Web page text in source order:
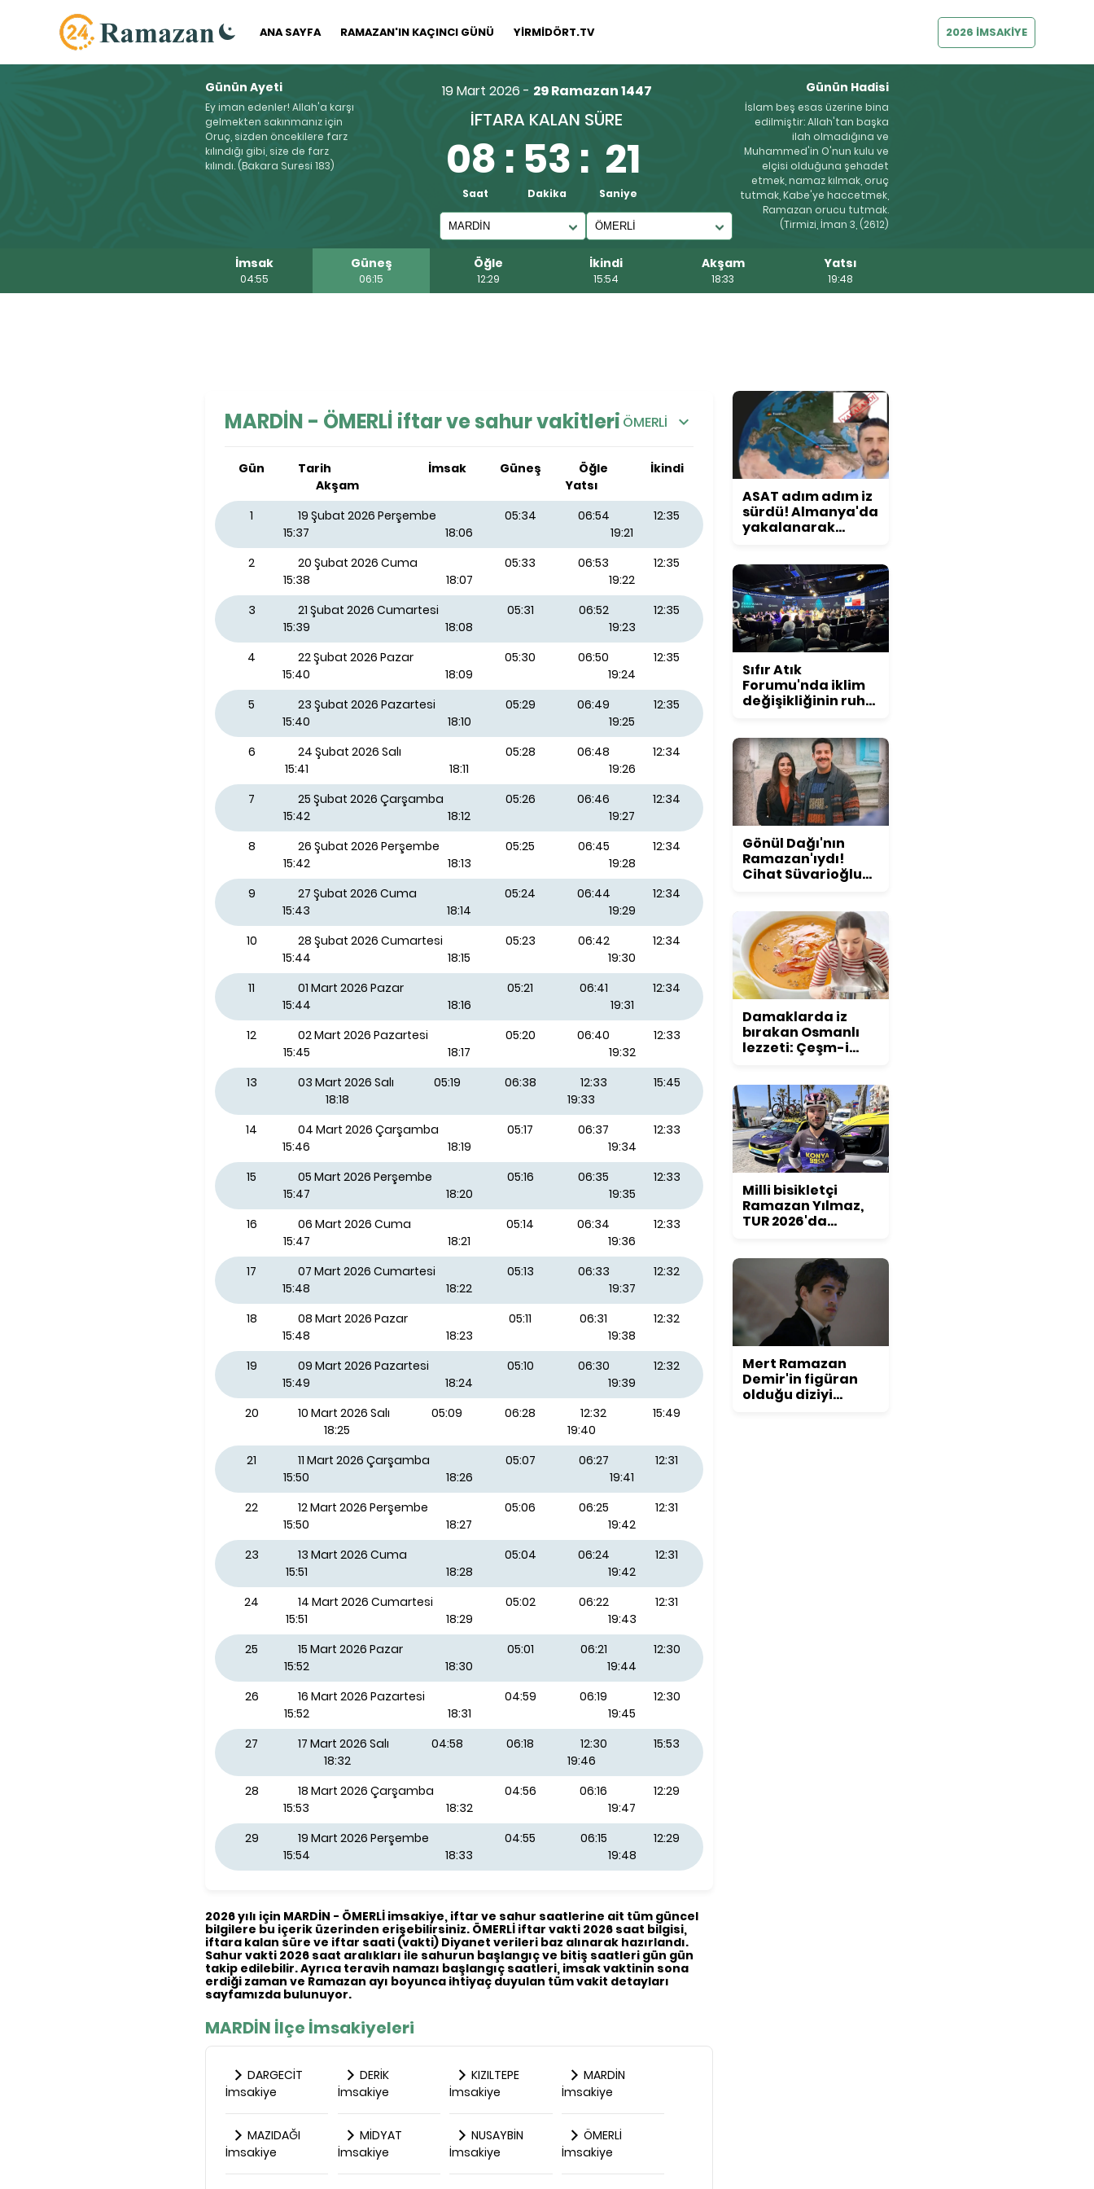
ANA SAYFA RAMAZAN'IN KAÇINCI GÜNÜ YİRMİDÖRT.TV 2026 İMSAKİYE
Günün Ayeti
Ey iman edenler! Allah'a karşı
gelmekten sakınmanız için
Oruç, sizden öncekilere farz
kılındığı gibi, size de farz
kılındı. (Bakara Suresi 183)
19 Mart 2026 - 29 Ramazan 1447
İFTARA KALAN SÜRE
08 : 53 : 20
Saat Dakika Saniye
Günün Hadisi
İslam beş esas üzerine bina
edilmiştir: Allah'tan başka
ilah olmadığına ve
Muhammed'in O'nun kulu ve
elçisi olduğuna şehadet
etmek, namaz kılmak, oruç
tutmak, Kabe'ye haccetmek,
Ramazan orucu tutmak.
(Tirmizi, İman 3, (2612)
İmsak
04:55
Güneş
06:15
Öğle
12:29
İkindi
15:54
Akşam
18:33
Yatsı
19:48
MARDİN - ÖMERLİ iftar ve sahur vakitleri ÖMERLİ
Gün Tarih İmsak Güneş Öğle
İkindi
Akşam
Yatsı
1
19 Şubat 2026 Perşembe 05:34 06:54
12:35
15:37
18:06
19:21
2
20 Şubat 2026 Cuma 05:33 06:53
12:35
15:38
18:07
19:22
3
21 Şubat 2026 Cumartesi 05:31 06:52
12:35
15:39
18:08
19:23
4
22 Şubat 2026 Pazar 05:30 06:50
12:35
15:40
18:09
19:24
5
23 Şubat 2026 Pazartesi 05:29 06:49
12:35
15:40
18:10
19:25
6
24 Şubat 2026 Salı 05:28 06:48
12:34
15:41
18:11
19:26
7
25 Şubat 2026 Çarşamba 05:26 06:46
12:34
15:42
18:12
19:27
8
26 Şubat 2026 Perşembe 05:25 06:45
12:34
15:42
18:13
19:28
9
27 Şubat 2026 Cuma 05:24 06:44
12:34
15:43
18:14
19:29
10
28 Şubat 2026 Cumartesi 05:23 06:42
12:34
15:44
18:15
19:30
11
01 Mart 2026 Pazar 05:21 06:41
12:34
15:44
18:16
19:31
12
02 Mart 2026 Pazartesi 05:20 06:40
12:33
15:45
18:17
19:32
13
03 Mart 2026 Salı 05:19 06:38 12:33
15:45
18:18
19:33
14
04 Mart 2026 Çarşamba 05:17 06:37
12:33
15:46
18:19
19:34
15
05 Mart 2026 Perşembe 05:16 06:35
12:33
15:47
18:20
19:35
16
06 Mart 2026 Cuma 05:14 06:34
12:33
15:47
18:21
19:36
17
07 Mart 2026 Cumartesi 05:13 06:33
12:32
15:48
18:22
19:37
18
08 Mart 2026 Pazar 05:11 06:31
12:32
15:48
18:23
19:38
19
09 Mart 2026 Pazartesi 05:10 06:30
12:32
15:49
18:24
19:39
20
10 Mart 2026 Salı 05:09 06:28 12:32
15:49
18:25
19:40
21
11 Mart 2026 Çarşamba 05:07 06:27
12:31
15:50
18:26
19:41
22
12 Mart 2026 Perşembe 05:06 06:25
12:31
15:50
18:27
19:42
23
13 Mart 2026 Cuma 05:04 06:24
12:31
15:51
18:28
19:42
24
14 Mart 2026 Cumartesi 05:02 06:22
12:31
15:51
18:29
19:43
25
15 Mart 2026 Pazar 05:01 06:21
12:30
15:52
18:30
19:44
26
16 Mart 2026 Pazartesi 04:59 06:19
12:30
15:52
18:31
19:45
27
17 Mart 2026 Salı 04:58 06:18 12:30
15:53
18:32
19:46
28
18 Mart 2026 Çarşamba 04:56 06:16
12:29
15:53
18:32
19:47
29
19 Mart 2026 Perşembe 04:55 06:15
12:29
15:54
18:33 19:48
2026 yılı için MARDİN - ÖMERLİ imsakiye, iftar ve sahur saatlerine ait tüm güncel
bilgilere bu içerik üzerinden erişebilirsiniz. ÖMERLİ iftar vakti 2026 saat bilgisi,
iftara kalan süre ve iftar saati (vakti) Diyanet verileri baz alınarak hazırlandı.
Sahur vakti 2026 saat aralıkları ile sahurun başlangıç ve bitiş saatleri gün gün
takip edilebilir. Ayrıca teravih namazı başlangıç saatleri, imsak vaktinin sona
erdiği zaman ve Ramazan ayı boyunca ihtiyaç duyulan tüm vakit detayları
sayfamızda bulunuyor.
MARDİN İlçe İmsakiyeleri
DARGECİT
İmsakiye
DERİK
İmsakiye
KIZILTEPE
İmsakiye
MARDİN
İmsakiye
MAZIDAĞI
İmsakiye
MİDYAT
İmsakiye
NUSAYBİN
İmsakiye
ÖMERLİ
İmsakiye
ASAT adım adım iz
sürdü! Almanya'da
yakalanarak
Sıfır Atık
Forumu'nda iklim
değişikliğinin ruh
Gönül Dağı'nın
Ramazan'ıydı!
Cihat Süvarioğlu
oluyor!
Damaklarda iz
bırakan Osmanlı
lezzeti: Çeşm-i
Milli bisikletçi
Ramazan Yılmaz,
TUR 2026'da
Mert Ramazan
Demir'in figüran
olduğu diziyi